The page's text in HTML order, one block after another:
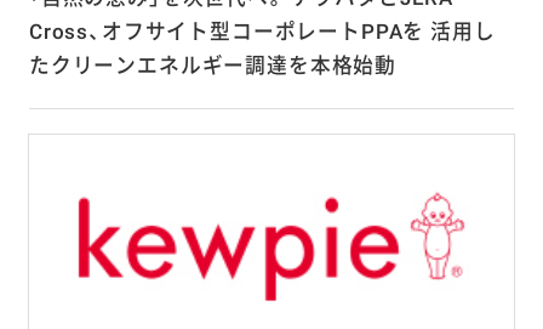
Cross、オフサイト型コーポレートPPAを 活用し
たクリーンエネルギー調達を本格始動